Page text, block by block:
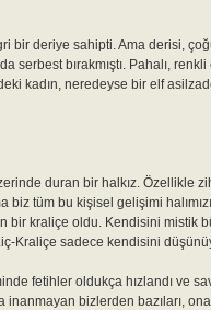
bir deriye sahipti. Ama derisi,
serbest bırakmıştı. Pahalı,
kadın, neredeyse bir elf
duran bir halkız. Özellikle
tüm bu kişisel gelişimi
bir kraliçe oldu. Kendisini mistik
Kraliçe sadece kendisini
fetihler oldukça hızlandı ve
bizlerden bazıları,